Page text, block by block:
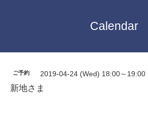
Calendar
ご予約 2019-04-24 (Wed) 18:00～19:00
新地さま